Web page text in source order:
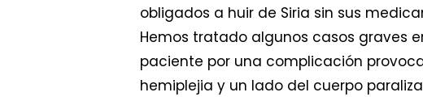
obligados a huir de Siria sin sus
Hemos tratado algunos casos graves
paciente por una complicación
hemiplejia y un lado del cuerpo